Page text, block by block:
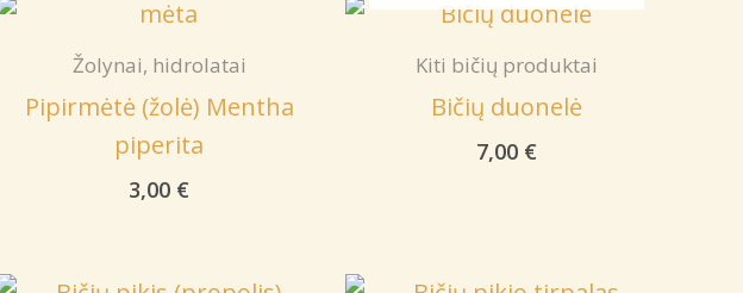
Žolynai, hidrolatai
Pipirmėtė (žolė) Mentha
piperita
3,00 €
Kiti bičių produktai
Bičių duonelė
7,00 €